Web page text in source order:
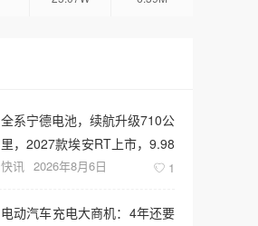
全系宁德电池，续航升级710公
里，2027款埃安RT上市，9.98
万元起售
快讯 2026年8月6日 1
电动汽车充电大商机：4年还要